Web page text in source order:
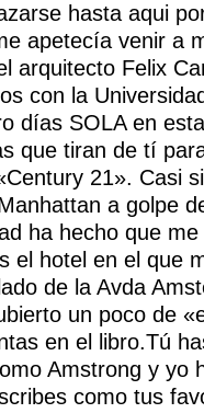
hasta aqui
apetecía venir a
arquitecto Felix
con la
días SOLA en
que tiran de tí
21». Casi
a golpe
ha hecho que
el hotel en el que
de la Avda
un poco de
en el libro.Tú
Amstrong y yo
como tus